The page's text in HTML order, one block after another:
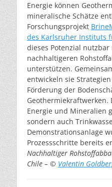
Energie können
mineralische Schätze
Forschungsprojekt
des Karlsruher Instituts
dieses Potenzial
nachhaltigeren
unterstützen.
entwickeln sie
Förderung der
Energie und Mineralien
sondern auch
Demonstrationsanlage
Prozessschritte bereits
Nachhaltiger
Chile – © Valentin